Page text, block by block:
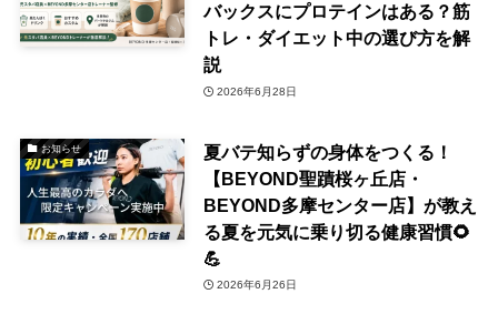
バックスにプロテインはある？筋
トレ・ダイエット中の選び方を解
説
2026年6月28日
お知らせ
夏バテ知らずの身体をつくる！
【BEYOND聖蹟桜ヶ丘店・
BEYOND多摩センター店】が教え
る夏を元気に乗り切る健康習慣🌻
💪
2026年6月26日